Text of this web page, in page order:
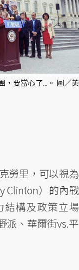
，要當心了...。 圖／美
勞里，可以視為
Clinton）的內戰
結構及政策立場
派、華爾街vs.平